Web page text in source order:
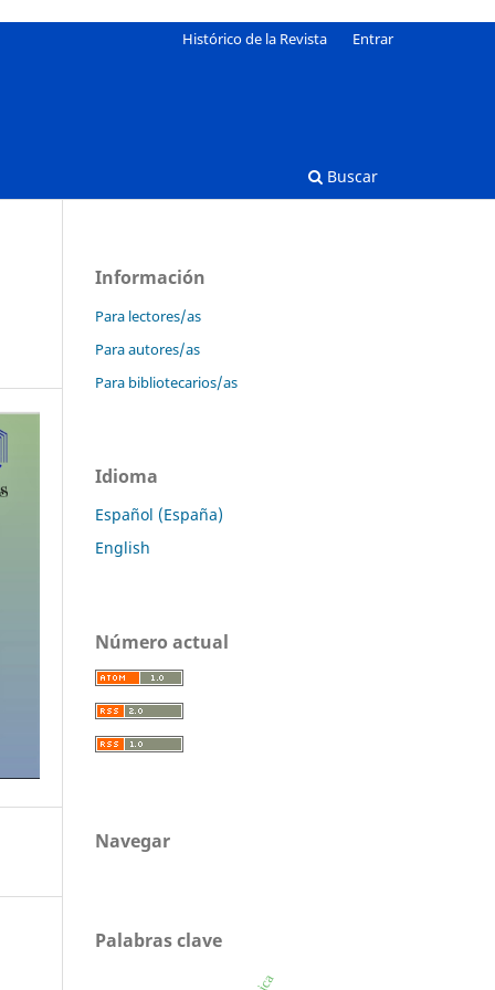
Buscar
Histórico de la Revista Entrar
Información
Para lectores/as
Para autores/as
Para bibliotecarios/as
Idioma
Español (España)
English
Número actual
Navegar
Palabras clave